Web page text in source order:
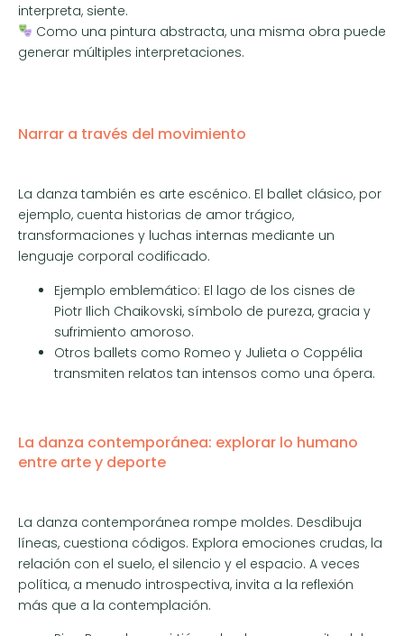
interpreta, siente.
Como una pintura abstracta, una misma obra puede
generar múltiples interpretaciones.
Narrar a través del movimiento
La danza también es arte escénico. El ballet clásico, por
ejemplo, cuenta historias de amor trágico,
transformaciones y luchas internas mediante un
lenguaje corporal codificado.
Ejemplo emblemático: El lago de los cisnes de
Piotr Ilich Chaikovski, símbolo de pureza, gracia y
sufrimiento amoroso.
Otros ballets como Romeo y Julieta o Coppélia
transmiten relatos tan intensos como una ópera.
La danza contemporánea: explorar lo humano
entre arte y deporte
La danza contemporánea rompe moldes. Desdibuja
líneas, cuestiona códigos. Explora emociones crudas, la
relación con el suelo, el silencio y el espacio. A veces
política, a menudo introspectiva, invita a la reflexión
más que a la contemplación.